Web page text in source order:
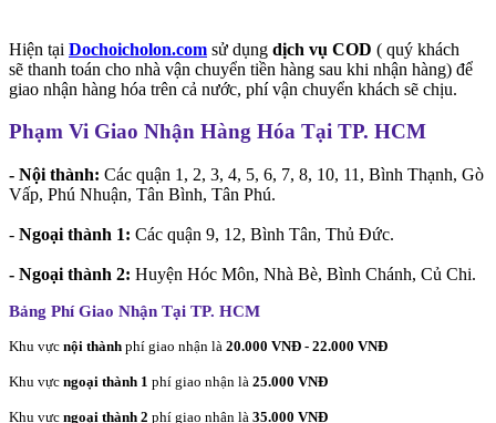
Hiện tại Dochoicholon.com sử dụng dịch vụ COD ( quý khách
sẽ thanh toán cho nhà vận chuyển tiền hàng sau khi nhận hàng) để
giao nhận hàng hóa trên cả nước, phí vận chuyển khách sẽ chịu.
Phạm Vi Giao Nhận Hàng Hóa Tại TP. HCM
- Nội thành: Các quận 1, 2, 3, 4, 5, 6, 7, 8, 10, 11, Bình Thạnh, Gò
Vấp, Phú Nhuận, Tân Bình, Tân Phú.
- Ngoại thành 1: Các quận 9, 12, Bình Tân, Thủ Đức.
- Ngoại thành 2: Huyện Hóc Môn, Nhà Bè, Bình Chánh, Củ Chi.
Bảng Phí Giao Nhận Tại TP. HCM
Khu vực nội thành phí giao nhận là 20.000 VNĐ - 22.000 VNĐ
Khu vực ngoại thành 1 phí giao nhận là 25.000 VNĐ
Khu vực ngoại thành 2 phí giao nhận là 35.000 VNĐ